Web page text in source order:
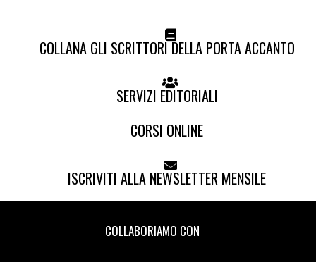
COLLANA GLI SCRITTORI DELLA PORTA ACCANTO
SERVIZI EDITORIALI
CORSI ONLINE
ISCRIVITI ALLA NEWSLETTER MENSILE
COLLABORIAMO CON